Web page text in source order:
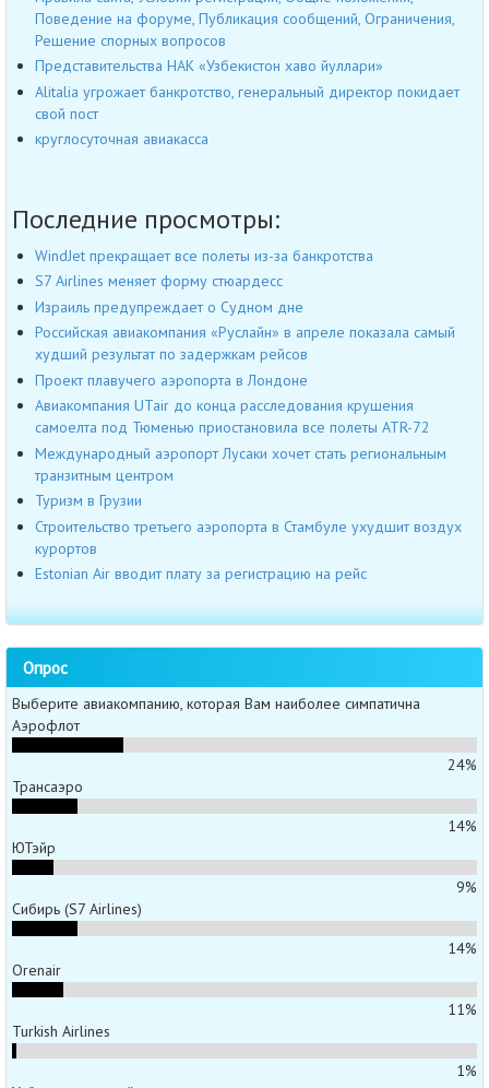
Поведение на форуме, Публикация сообщений, Ограничения,
Решение спорных вопросов
Представительства НАК «Узбекистон хаво йуллари»
Alitalia угрожает банкротство, генеральный директор покидает
свой пост
круглосуточная авиакасса
Последние просмотры:
WindJet прекращает все полеты из-за банкротства
S7 Airlines меняет форму стюардесс
Израиль предупреждает о Судном дне
Российская авиакомпания «Руслайн» в апреле показала самый
худший результат по задержкам рейсов
Проект плавучего аэропорта в Лондоне
Авиакомпания UTair до конца расследования крушения
самоелта под Тюменью приостановила все полеты ATR-72
Международный аэропорт Лусаки хочет стать региональным
транзитным центром
Туризм в Грузии
Строительство третьего аэропорта в Стамбуле ухудшит воздух
курортов
Estonian Air вводит плату за регистрацию на рейс
Опрос
Выберите авиакомпанию, которая Вам наиболее симпатична
Аэрофлот
24%
Трансаэро
14%
ЮТэйр
9%
Сибирь (S7 Airlines)
14%
Orenair
11%
Turkish Airlines
1%